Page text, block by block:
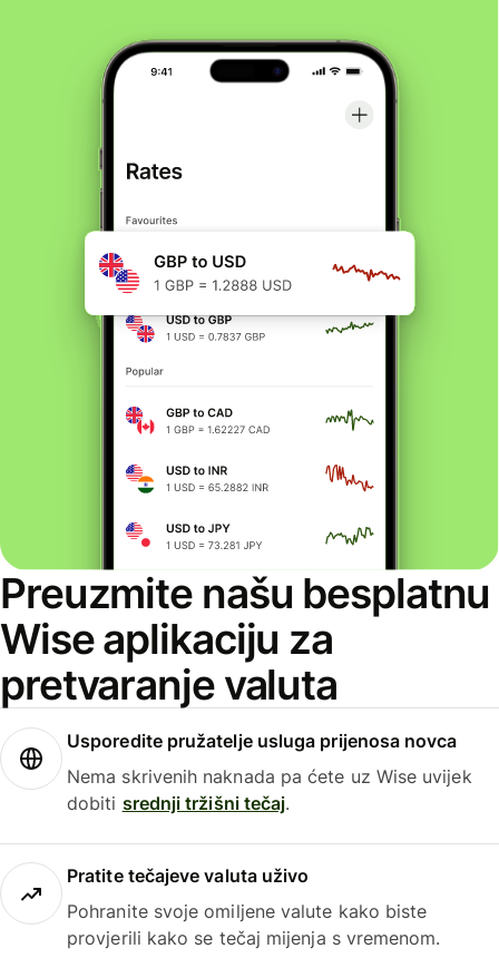
Preuzmite našu besplatnu
Wise aplikaciju za
pretvaranje valuta
Usporedite pružatelje usluga prijenosa novca
Nema skrivenih naknada pa ćete uz Wise uvijek
dobiti srednji tržišni tečaj.
Pratite tečajeve valuta uživo
Pohranite svoje omiljene valute kako biste
provjerili kako se tečaj mijenja s vremenom.